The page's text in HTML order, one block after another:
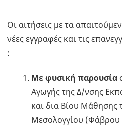
Οι αιτήσεις με τα
νέες εγγραφές και τις
:
Με φυσική παρουσία
Αγωγής της Δ/νσης
και δια Βίου Μάθησης
Μεσολογγίου (Φάβρου